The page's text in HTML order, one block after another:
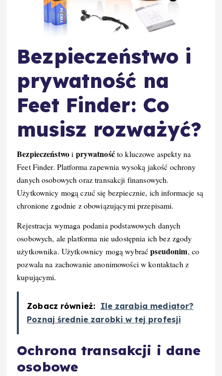
Bezpieczeństwo i
prywatność na
Feet Finder: Co
musisz rozważyć?
Bezpieczeństwoi prywatnośćto kluczowe aspekty na
Feet Finder. Platforma zapewnia wysoką jakość ochrony
danych osobowych oraz transakcji finansowych.
Użytkownicy mogą czuć się bezpiecznie, ich informacje są
chronione zgodnie z obowiązującymi przepisami.
Rejestracja wymaga podania podstawowych danych
osobowych, ale platforma nie udostępnia ich bez zgody
użytkownika. Użytkownicy mogą wybraćpseudonim, co
pozwala na zachowanie anonimowości w kontaktach z
kupującymi.
Zobacz również: Ile zarabia mediator?
Poznaj średnie zarobki w tej profesji
Ochrona transakcji i dane
osobowe